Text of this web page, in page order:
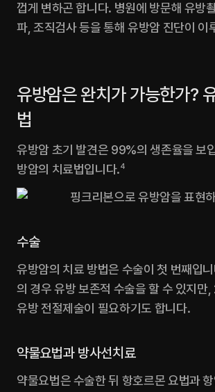
껍게 변하곤 합니다. 병원에 방문해 유방
파, 조직검사 등을 통해 유방암 진단이 이
유방암은 완치가 가능한가?
법
유방암 초기 발견은 99%의 생존율을 보
방암의 치료법입니다.4
수술
유방암의 치료 방법은 수술이 첫 번째입
의 경우 유방 보존적 수술을 할 수 있지만
유방 전절제술이 필요하기도 합니다.
약물요법과 방사선치료
약물요법은 수술한 뒤 항호르몬 요법과